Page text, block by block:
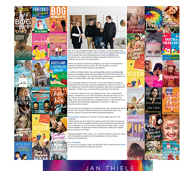
Dø sent ... Dø ung
Jan Thiele